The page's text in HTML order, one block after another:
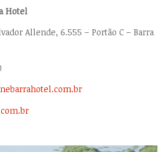
Hotel
Allende, 6.555 – Portão C – Barra